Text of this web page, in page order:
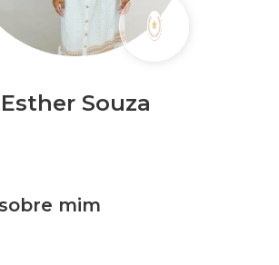
Esther Souza
mim